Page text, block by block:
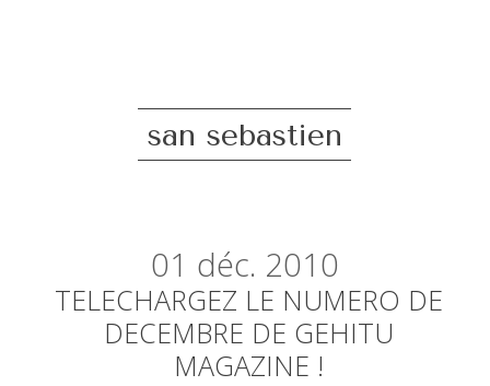
san sebastien
01 déc. 2010
TELECHARGEZ LE NUMERO DE
DECEMBRE DE GEHITU
MAGAZINE !